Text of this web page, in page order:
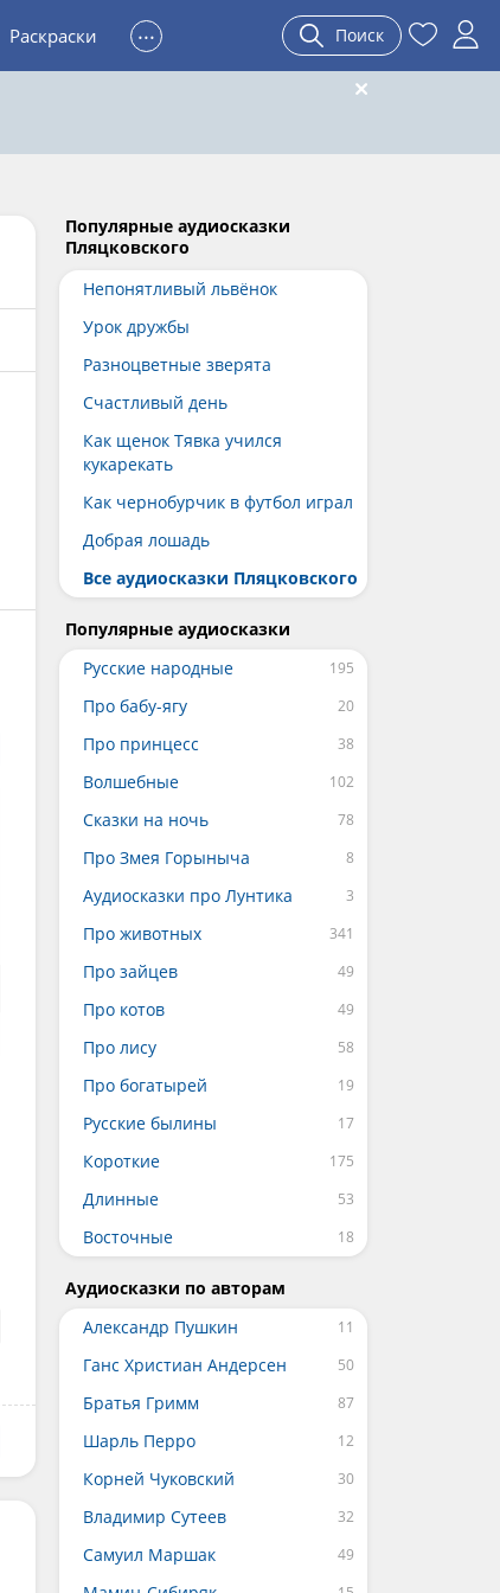
Раскраски ... Поиск
Популярные аудиосказки
Пляцковского
Непонятливый львёнок
Урок дружбы
Разноцветные зверята
Счастливый день
Как щенок Тявка учился
кукарекать
Как чернобурчик в футбол играл
Добрая лошадь
Все аудиосказки Пляцковского
Популярные аудиосказки
Русские народные
Про бабу-ягу
Про принцесс
Волшебные
Сказки на ночь
Про Змея Горыныча
Аудиосказки про Лунтика
Про животных
Про зайцев
Про котов
Про лису
Про богатырей
Русские былины
Короткие
Длинные
Восточные
Аудиосказки по авторам
Александр Пушкин
Ганс Христиан Андерсен
Братья Гримм
Шарль Перро
Корней Чуковский
Владимир Сутеев
Самуил Маршак